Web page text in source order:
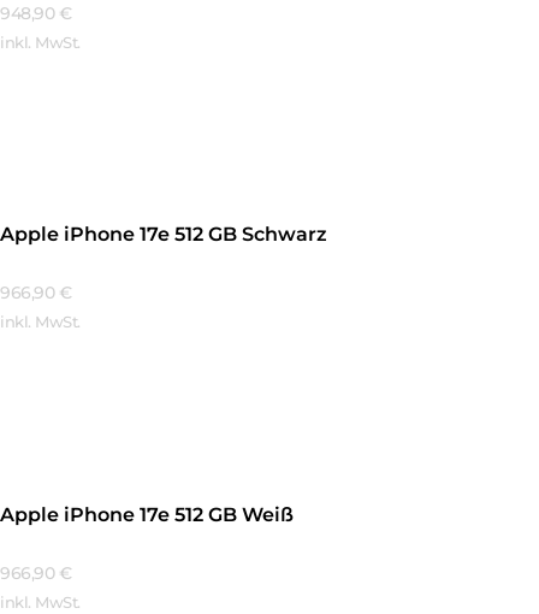
948,90 €
inkl. MwSt.
Apple iPhone 17e 512 GB Schwarz
966,90 €
inkl. MwSt.
Apple iPhone 17e 512 GB Weiß
966,90 €
inkl. MwSt.